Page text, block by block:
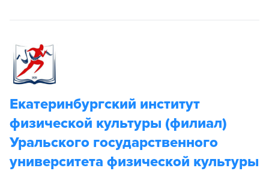
Екатеринбургский институт
физической культуры (филиал)
Уральского государственного
университета физической культуры